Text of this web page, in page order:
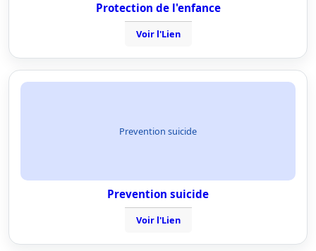
Protection de l'enfance
Voir l'Lien
Prevention suicide
Prevention suicide
Voir l'Lien